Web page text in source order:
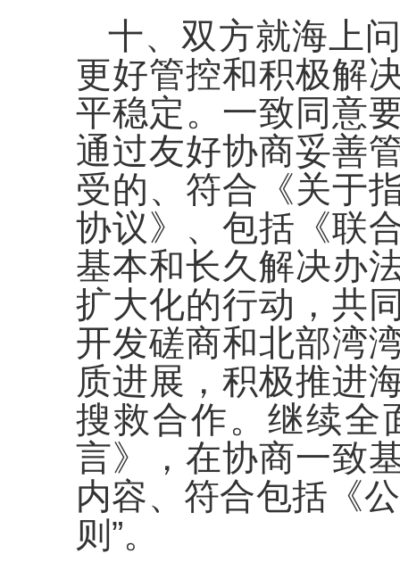
十、双方就海上
更好管控和积极解
平稳定。一致同意
通过友好协商妥善
受的、符合《关于
协议》、包括《联
基本和长久解决办
扩大化的行动，共
开发磋商和北部湾
质进展，积极推进
搜救合作。继续全
言》，在协商一致
内容、符合包括《
则”。